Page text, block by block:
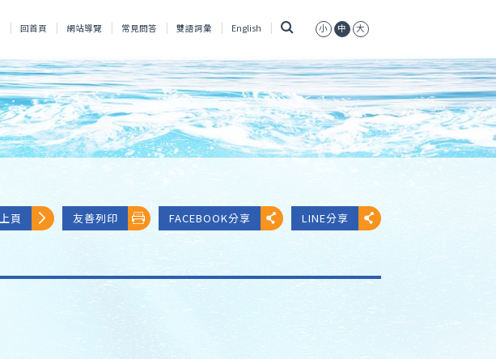
回首頁 網站導覽 常見問答 雙語詞彙 English 小 中 大
頁 友善列印 FACEBOOK分享 LINE分享